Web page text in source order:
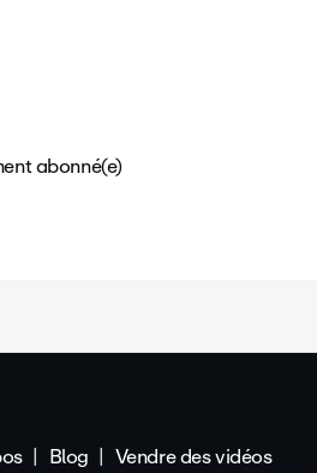
abonné(e)
Blog Vendre des vidéos